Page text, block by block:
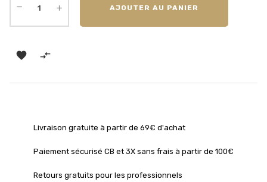
AJOUTER AU PANIER
 
Livraison gratuite à partir de 69€ d'achat
Paiement sécurisé CB et 3X sans frais à partir de 100€
Retours gratuits pour les professionnels